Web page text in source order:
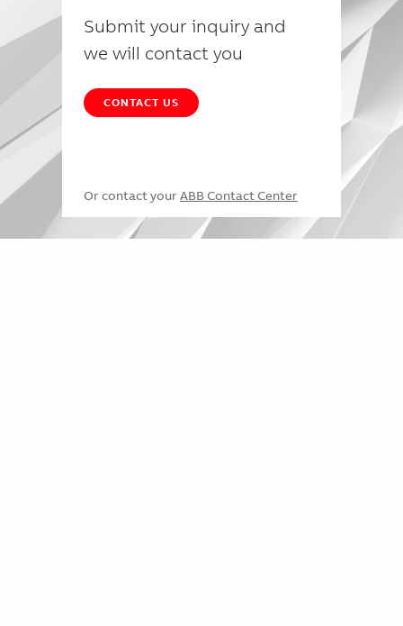
Submit your inquiry and
we will contact you
CONTACT US
Or contact your ABB Contact Center